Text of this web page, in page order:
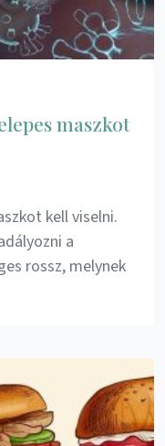
maszkot
kell viselni.
a
rossz, melynek